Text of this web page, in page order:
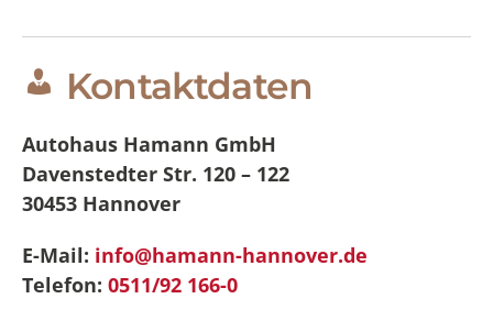
Kontaktdaten
Autohaus Hamann GmbH
Davenstedter Str. 120 – 122
30453 Hannover
E-Mail: info@hamann-hannover.de
Telefon: 0511/92 166-0